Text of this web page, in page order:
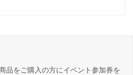
品をご購入の方にイベント参加券を